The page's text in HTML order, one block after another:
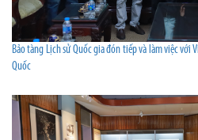
Bảo tàng Lịch sử Quốc gia đón tiếp và làm việc với
Quốc